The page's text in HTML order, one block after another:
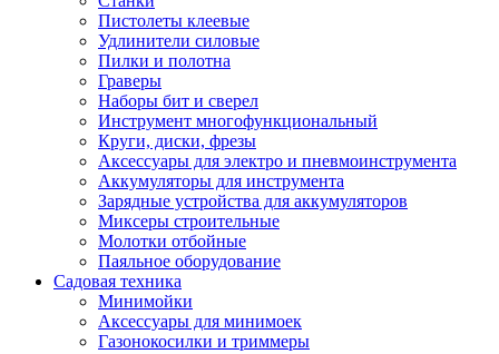
Камеры заднего вида
Автомобильные антенны
Сигнализации автомобильные
Телевизоры и мониторы автомобильные
Аксессуары
Автолампы
Автомобильные провода, кабели,
Автомобильный инструмент
Автохимия
Аккумуляторы, зарядные устройства,
Домкраты
Компрессоры и манометры
Разветвители и адаптеры прикуривателя
Термохолодильники
Шумоизоляция
Пистолеты клеевые
Удлинители силовые
Пилки и полотна
Граверы
Наборы бит и сверел
Инструмент многофункциональный
Круги, диски, фрезы
Аксессуары для электро и пневмоинструмента
Аккумуляторы для инструмента
Зарядные устройства для аккумуляторов
Миксеры строительные
Молотки отбойные
Паяльное оборудование
Садовая техника
Минимойки
Аксессуары для минимоек
Газонокосилки и триммеры